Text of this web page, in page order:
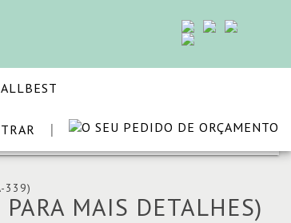
ALLBEST
| VOLTAR
339)
MAIS DETALHES)